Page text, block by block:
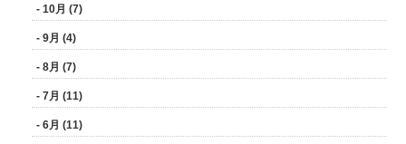
- 10月 (7)
- 9月 (4)
- 8月 (7)
- 7月 (11)
- 6月 (11)